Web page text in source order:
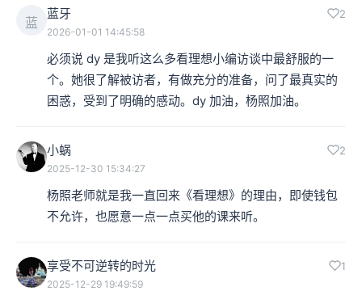
蓝
蓝牙 2
2026-01-01 14:45:58
必须说 dy 是我听这么多看理想小编访谈中最舒服的一
个。她很了解被访者，有做充分的准备，问了最真实的
困惑，受到了明确的感动。dy 加油，杨照加油。
小蜗 2
2025-12-30 15:34:27
杨照老师就是我一直回来《看理想》的理由，即使钱包
不允许，也愿意一点一点买他的课来听。
享受不可逆转的时光 1
2025-12-29 19:49:59